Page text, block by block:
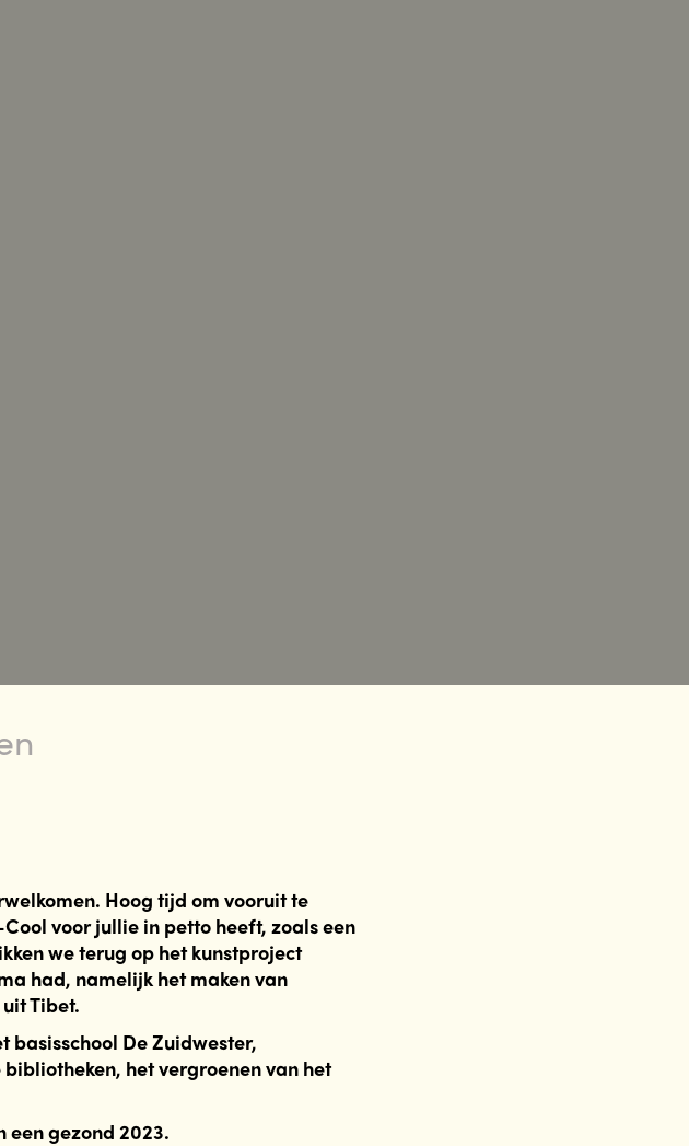
Hoog tijd om vooruit te
voor jullie in petto heeft, zoals een
we terug op het kunstproject
had, namelijk het maken van
Tibet.
basisschool De Zuidwester,
het vergroenen van het
een gezond 2023.